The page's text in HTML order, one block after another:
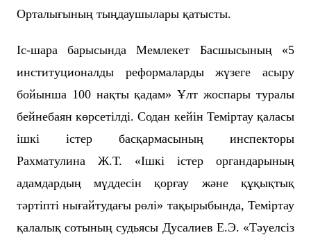
Орталығының тыңдаушылары қатысты.
Іс-шара барысында
Мемлекет Басшысының «5
институционалды реформаларды жүзеге асыру
бойынша 100 нақты қадам» Ұлт жоспары туралы
бейнебаян көрсетілді. Содан кейін Теміртау қаласы
ішкі істер басқармасының инспекторы
Рахматулина Ж.Т. «Ішкі істер органдарының
адамдардың мүддесін қорғау және құқықтық
тәртіпті нығайтудағы рөлі» тақырыбында, Теміртау
қалалық сотының судьясы Дусалиев Е.Э. «Тәуелсіз